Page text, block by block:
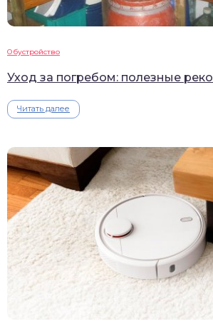
Обустройство
Уход за погребом: полезные
Читать далее